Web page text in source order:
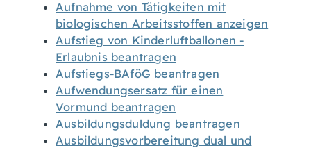
Aufnahme von Tätigkeiten mit
biologischen Arbeitsstoffen anzeigen
Aufstieg von Kinderluftballonen -
Erlaubnis beantragen
Aufstiegs-BAföG beantragen
Aufwendungsersatz für einen
Vormund beantragen
Ausbildungsduldung beantragen
Ausbildungsvorbereitung dual und